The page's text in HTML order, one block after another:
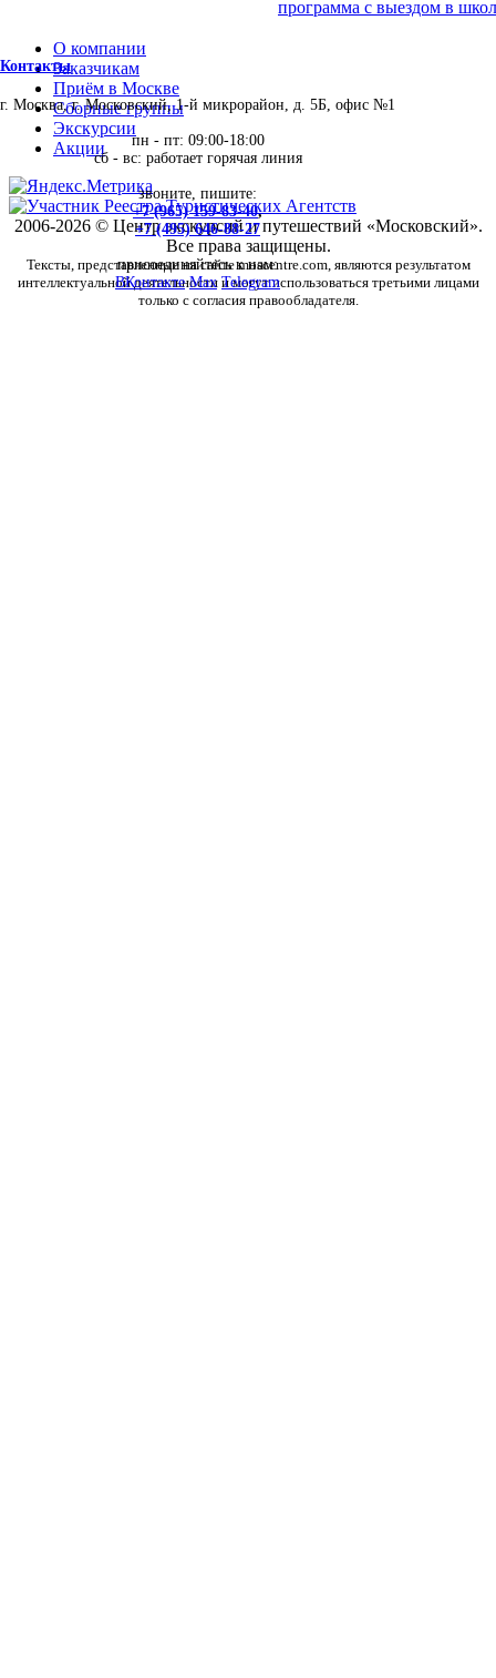
программа с выездом в
Контакты
г. Москва, г. Московский, 1-й микрорайон, д. 5Б, офис №1
пн - пт: 09:00-18:00
сб - вс: работает горячая линия
звоните, пишите:
+7 (965) 159-83-40,
+7 (495) 646-88-27
присоединяйтесь к нам:
ВКонтакте Max Telegram
О компании
Заказчикам
Приём в Москве
Сборные группы
Экскурсии
Акции
2006-2026 © Центр экскурсий и путешествий «Московский».
Все права защищены.
Тексты, представленные на сайте moscentre.com, являются результатом
интеллектуальной деятельности и могут использоваться третьими лицами
только с согласия правообладателя.